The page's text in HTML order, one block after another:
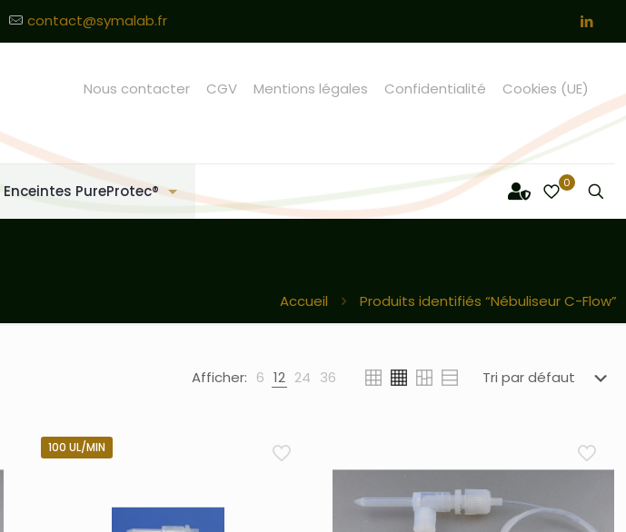
contact@symalab.fr
Enceintes PureProtec®
Nous contacter CGV Mentions légales Confidentialité Cookies (UE)
0
Accueil Produits identifiés “Nébuliseur C-Flow”
Afficher: 6 12 24 36
100 UL/MIN